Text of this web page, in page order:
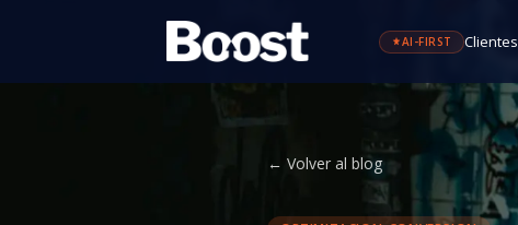
AI-FIRST Clientes
← Volver al blog